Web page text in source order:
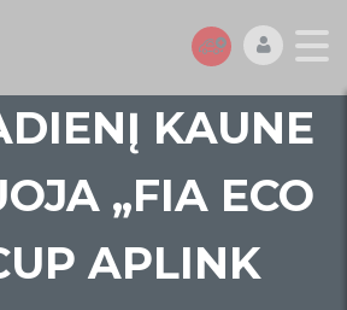
KAUNE
„FIA ECO
APLINK